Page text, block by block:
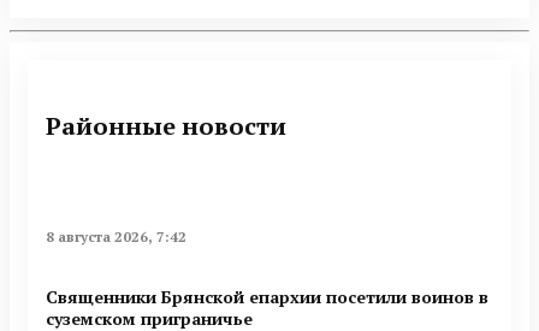
Районные новости
8 августа 2026, 7:42
Священники Брянской епархии посетили воинов в
суземском приграничье